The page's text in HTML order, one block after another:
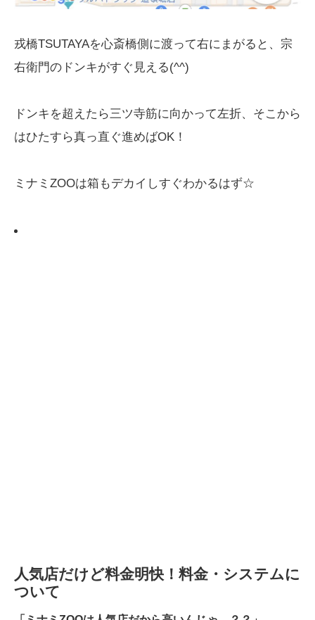
戎橋TSUTAYAを心斎橋側に渡って右にまがると、宗
右衛門のドンキがすぐ見える(^^)
ドンキを超えたら三ツ寺筋に向かって左折、そこから
はひたすら真っ直ぐ進めばOK！
ミナミZOOは箱もデカイしすぐわかるはず☆
人気店だけど料金明快！料金・システムに
ついて